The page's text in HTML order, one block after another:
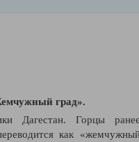
град».
Дагестан. Горцы
как